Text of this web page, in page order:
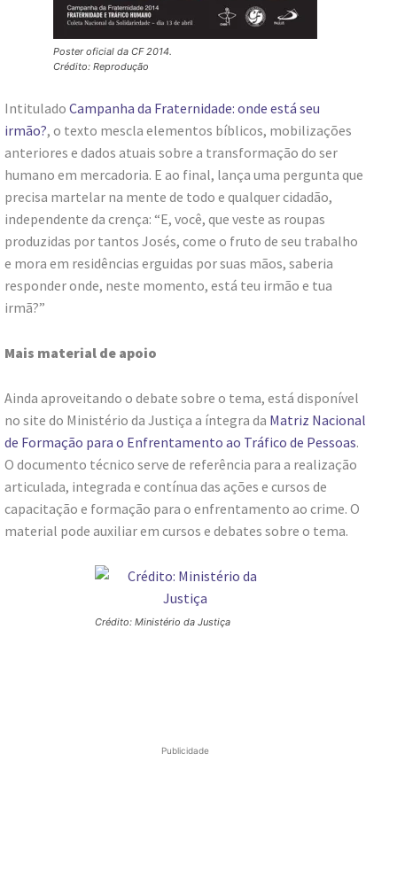
Poster oficial da CF 2014.
Crédito: Reprodução
Intitulado Campanha da Fraternidade: onde está seu
irmão?, o texto mescla elementos bíblicos, mobilizações
anteriores e dados atuais sobre a transformação do ser
humano em mercadoria. E ao final, lança uma pergunta que
precisa martelar na mente de todo e qualquer cidadão,
independente da crença: “E, você, que veste as roupas
produzidas por tantos Josés, come o fruto de seu trabalho
e mora em residências erguidas por suas mãos, saberia
responder onde, neste momento, está teu irmão e tua
irmã?”
Mais material de apoio
Ainda aproveitando o debate sobre o tema, está disponível
no site do Ministério da Justiça a íntegra da Matriz Nacional
de Formação para o Enfrentamento ao Tráfico de Pessoas.
O documento técnico serve de referência para a realização
articulada, integrada e contínua das ações e cursos de
capacitação e formação para o enfrentamento ao crime. O
material pode auxiliar em cursos e debates sobre o tema.
Crédito: Ministério da Justiça
Publicidade